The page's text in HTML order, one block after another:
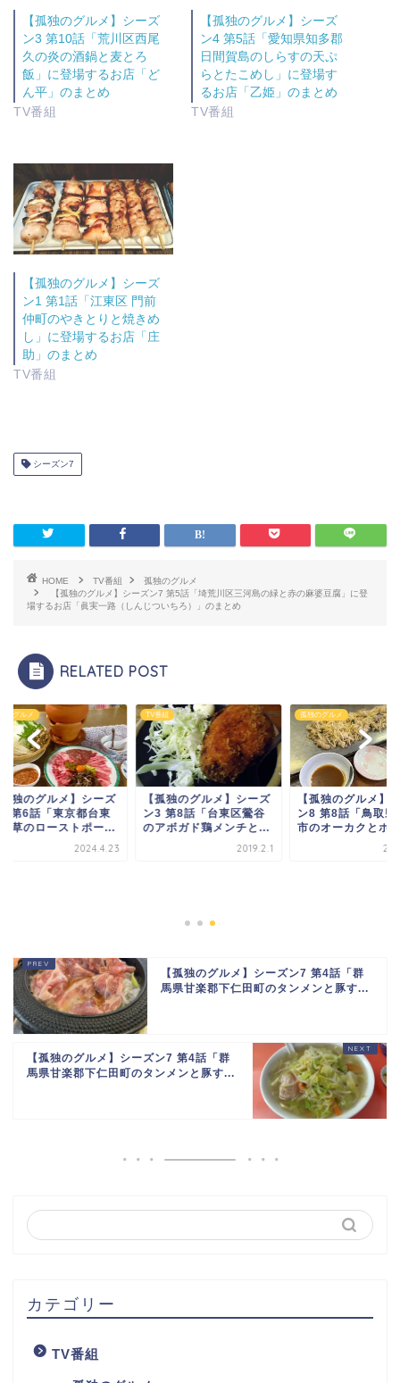
し
い
ウ
ン
ド
ウ
で
開
き
ク
し
て
く
だ
さ
い
(
ン
ド
ウ
で
開
き
ま
す
)
【孤独のグルメ】シーズ
ン3 第10話「荒川区西尾
久の炎の酒鍋と麦とろ
飯」に登場するお店「ど
ん平」のまとめ
TV番組
【孤独のグルメ】シーズ
ン4 第5話「愛知県知多郡
日間賀島のしらすの天ぷ
らとたこめし」に登場す
るお店「乙姫」のまとめ
TV番組
【孤独のグルメ】シーズ
ン1 第1話「江東区 門前
仲町のやきとりと焼きめ
し」に登場するお店「庄
助」のまとめ
TV番組
シーズン7
HOME TV番組
孤独のグルメ
【孤独のグルメ】シーズン7 第5話「埼荒川区三河島の緑と赤の麻婆豆腐」に登
場するお店「眞実一路（しんじついちろ）」のまとめ
RELATED POST
グルメ
独のグルメ】シーズ
第6話「東京都台東
草のローストポー...
2024.4.23
TV番組
【孤独のグルメ】シーズ
ン3 第8話「台東区鶯谷
のアボガド鶏メンチと...
2019.2.1
孤独のグルメ
【孤独のグルメ】シ
ン8 第8話「鳥取県
市のオーカクとホル
【孤独のグルメ】シーズン7 第4話「群
馬県甘楽郡下仁田町のタンメンと豚す...
【孤独のグルメ】シーズン7 第4話「群
馬県甘楽郡下仁田町のタンメンと豚す...
カテゴリー
TV番組